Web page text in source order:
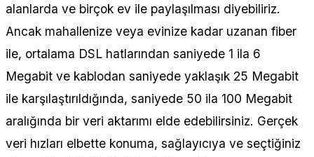
alanlarda ve birçok ev ile paylaşılması diyebiliriz.
Ancak mahallenize veya evinize kadar uzanan fiber
ile, ortalama DSL hatlarından saniyede 1 ila 6
Megabit ve kablodan saniyede yaklaşık 25 Megabit
ile karşılaştırıldığında, saniyede 50 ila 100 Megabit
aralığında bir veri aktarımı elde edebilirsiniz. Gerçek
veri hızları elbette konuma, sağlayıcıya ve seçtiğiniz